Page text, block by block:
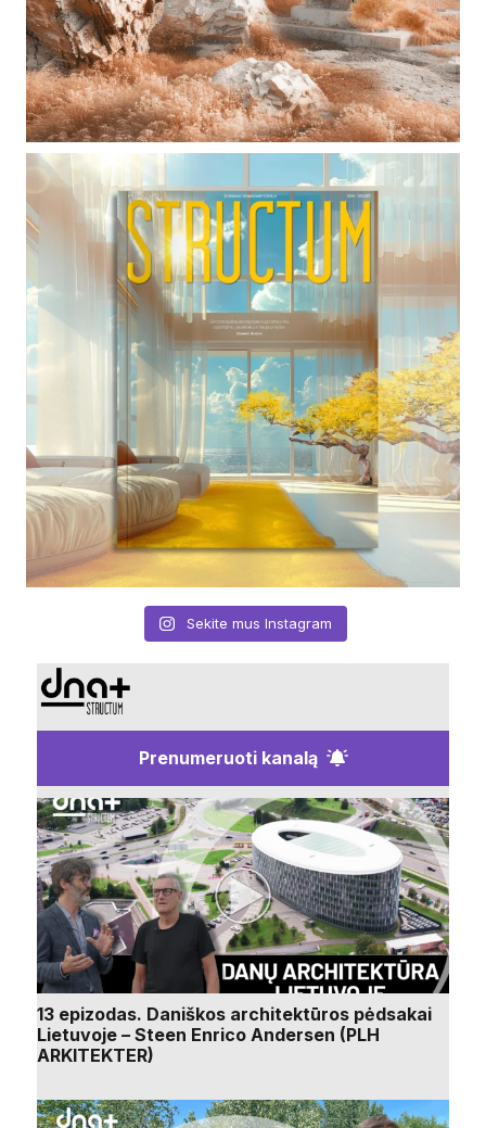
Sekite mus Instagram
Prenumeruoti kanalą
13 epizodas. Daniškos architektūros pėdsakai
Lietuvoje – Steen Enrico Andersen (PLH
ARKITEKTER)